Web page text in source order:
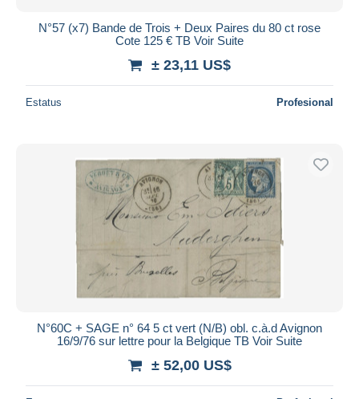
N°57 (x7) Bande de Trois + Deux Paires du 80 ct rose
Cote 125 € TB Voir Suite
± 23,11 US$
Estatus Profesional
N°60C + SAGE n° 64 5 ct vert (N/B) obl. c.à.d Avignon
16/9/76 sur lettre pour la Belgique TB Voir Suite
± 52,00 US$